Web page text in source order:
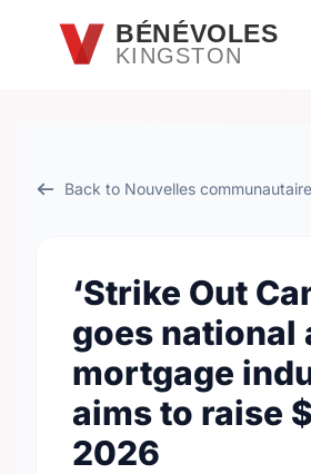
Passer au contenu principal
BÉNÉVOLES
KINGSTON
Back to Nouvelles
‘Strike Out
goes national
mortgage
aims to raise
2026